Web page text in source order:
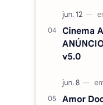
Cinema
v5.0
Amor